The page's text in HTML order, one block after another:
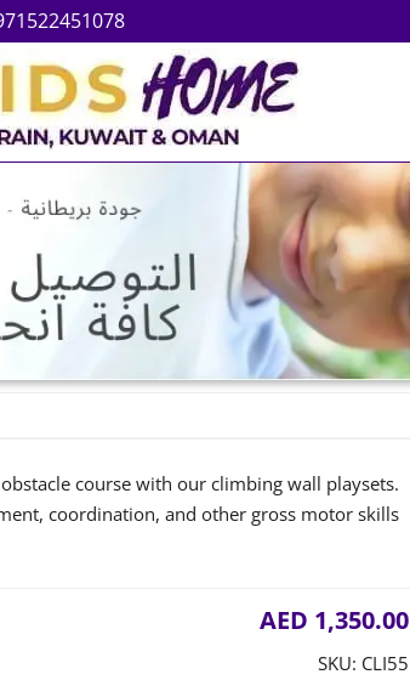
course with our climbing wall playsets.
coordination, and other gross motor skills.
AED 1,350.00
SKU: CLI55